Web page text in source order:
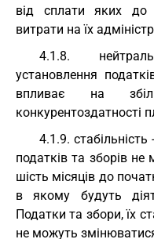
від сплати яких до
витрати на їх
4.1.8.
установлення
впливає на
конкурентоздатності
4.1.9.
податків та зборів
шість місяців до
в якому будуть
Податки та збори, їх
не можуть